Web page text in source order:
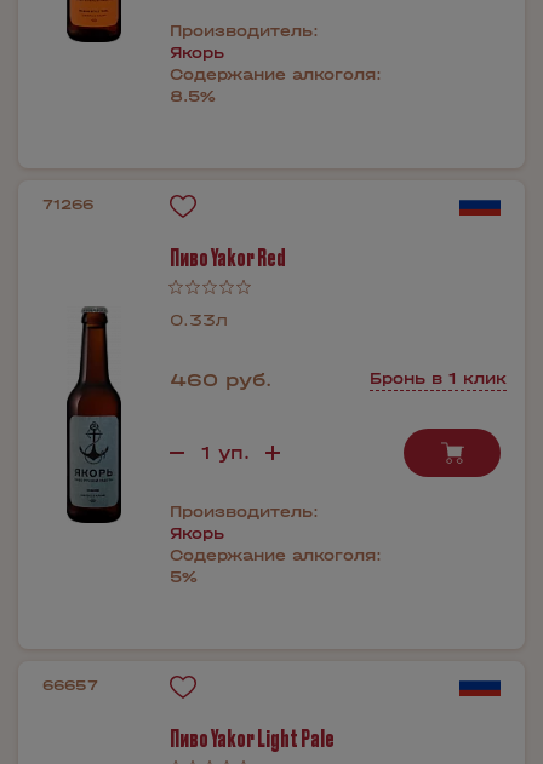
Производитель:
Якорь
Содержание алкоголя:
8.5%
71266
Пиво Yakor Red
0.33л
460 руб. Бронь в 1 клик
Производитель:
Якорь
Содержание алкоголя:
5%
66657
Пиво Yakor Light Pale